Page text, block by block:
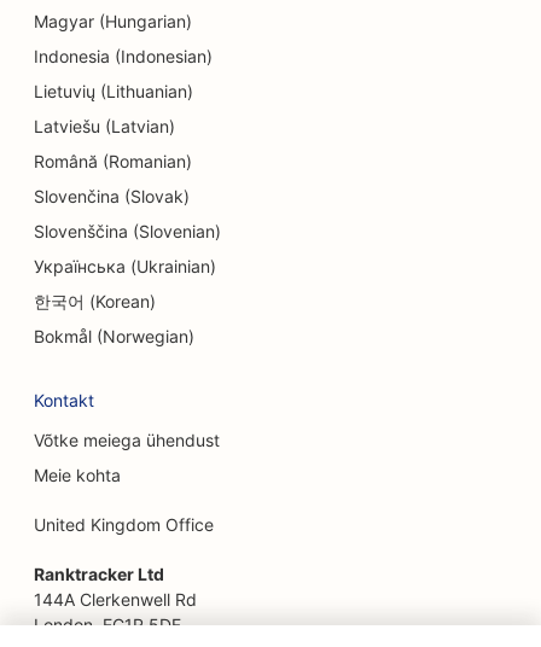
SEO endodontidele
SEO meelelahutuse ja vaba aja veetmise jaoks
SEO põgenemistubade jaoks
SEO põllumajandusettevõtetest toidukohti
pakkuvatele restoranidele
SEO Facelift teenuste jaoks
SEO finantsplaneerijatele
SEO kiirtoidurestoranidele
SEO finantsteenuste jaoks
Magyar (Hungarian)
Indonesia (Indonesian)
Lietuvių (Lithuanian)
Latviešu (Latvian)
Română (Romanian)
Slovenčina (Slovak)
Slovenščina (Slovenian)
Українська (Ukrainian)
한국어 (Korean)
Bokmål (Norwegian)
Kontakt
Võtke meiega ühendust
Meie kohta
United Kingdom Office
Ranktracker Ltd
144A Clerkenwell Rd
London, EC1R 5DF